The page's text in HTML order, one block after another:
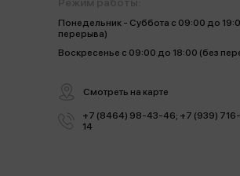
Понедельник - Суббота с 09:00 до
перерыва)
Воскресенье с 09:00 до 18:00 (без
Смотреть на карте
+7 (8464) 98-43-46; +7 (939)
14